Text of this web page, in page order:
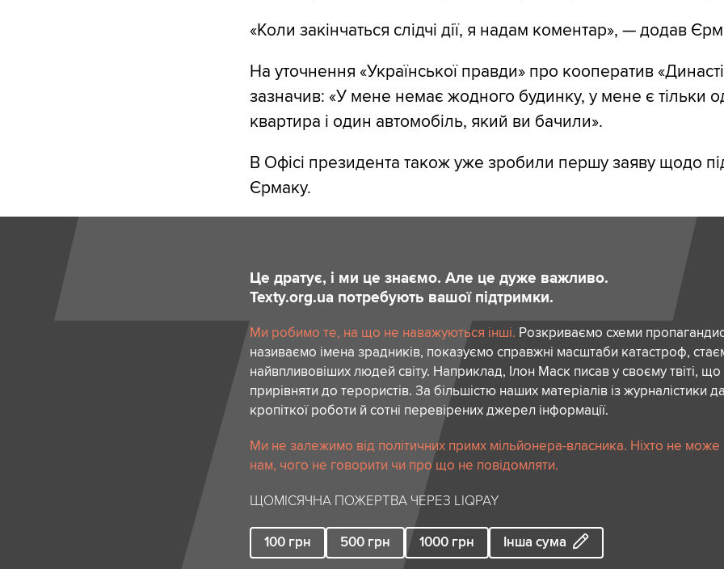
«Коли закінчаться слідчі дії, я надам коментар», — додав
На уточнення «Української правди» про кооператив
зазначив: «У мене немає жодного будинку, у мене є тільки
квартира і один автомобіль, який ви бачили».
В Офісі президента також уже зробили першу заяву щодо
Єрмаку.
Це дратує, і ми це знаємо. Але це дуже важливо.
Texty.org.ua потребують вашої підтримки.
Ми робимо те, на що не наважуються інші. Розкриваємо схеми
називаємо імена зрадників, показуємо справжні масштаби катастроф,
найвпливовіших людей світу. Наприклад, Ілон Маск писав у своєму твіті,
прирівняти до терористів. За більшістю наших матеріалів із журналістики
кропіткої роботи й сотні перевірених джерел інформації.
Ми не залежимо від політичних примх мільйонера-власника. Ніхто не може
нам, чого не говорити чи про що не повідомляти.
ЩОМІСЯЧНА ПОЖЕРТВА ЧЕРЕЗ LIQPAY
100 грн 500 грн 1000 грн Інша сума